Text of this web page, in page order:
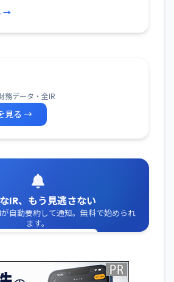
→
務データ・全IR
見る →
IR、もう見逃さない
自動要約して通知。無料で始められ
ます。